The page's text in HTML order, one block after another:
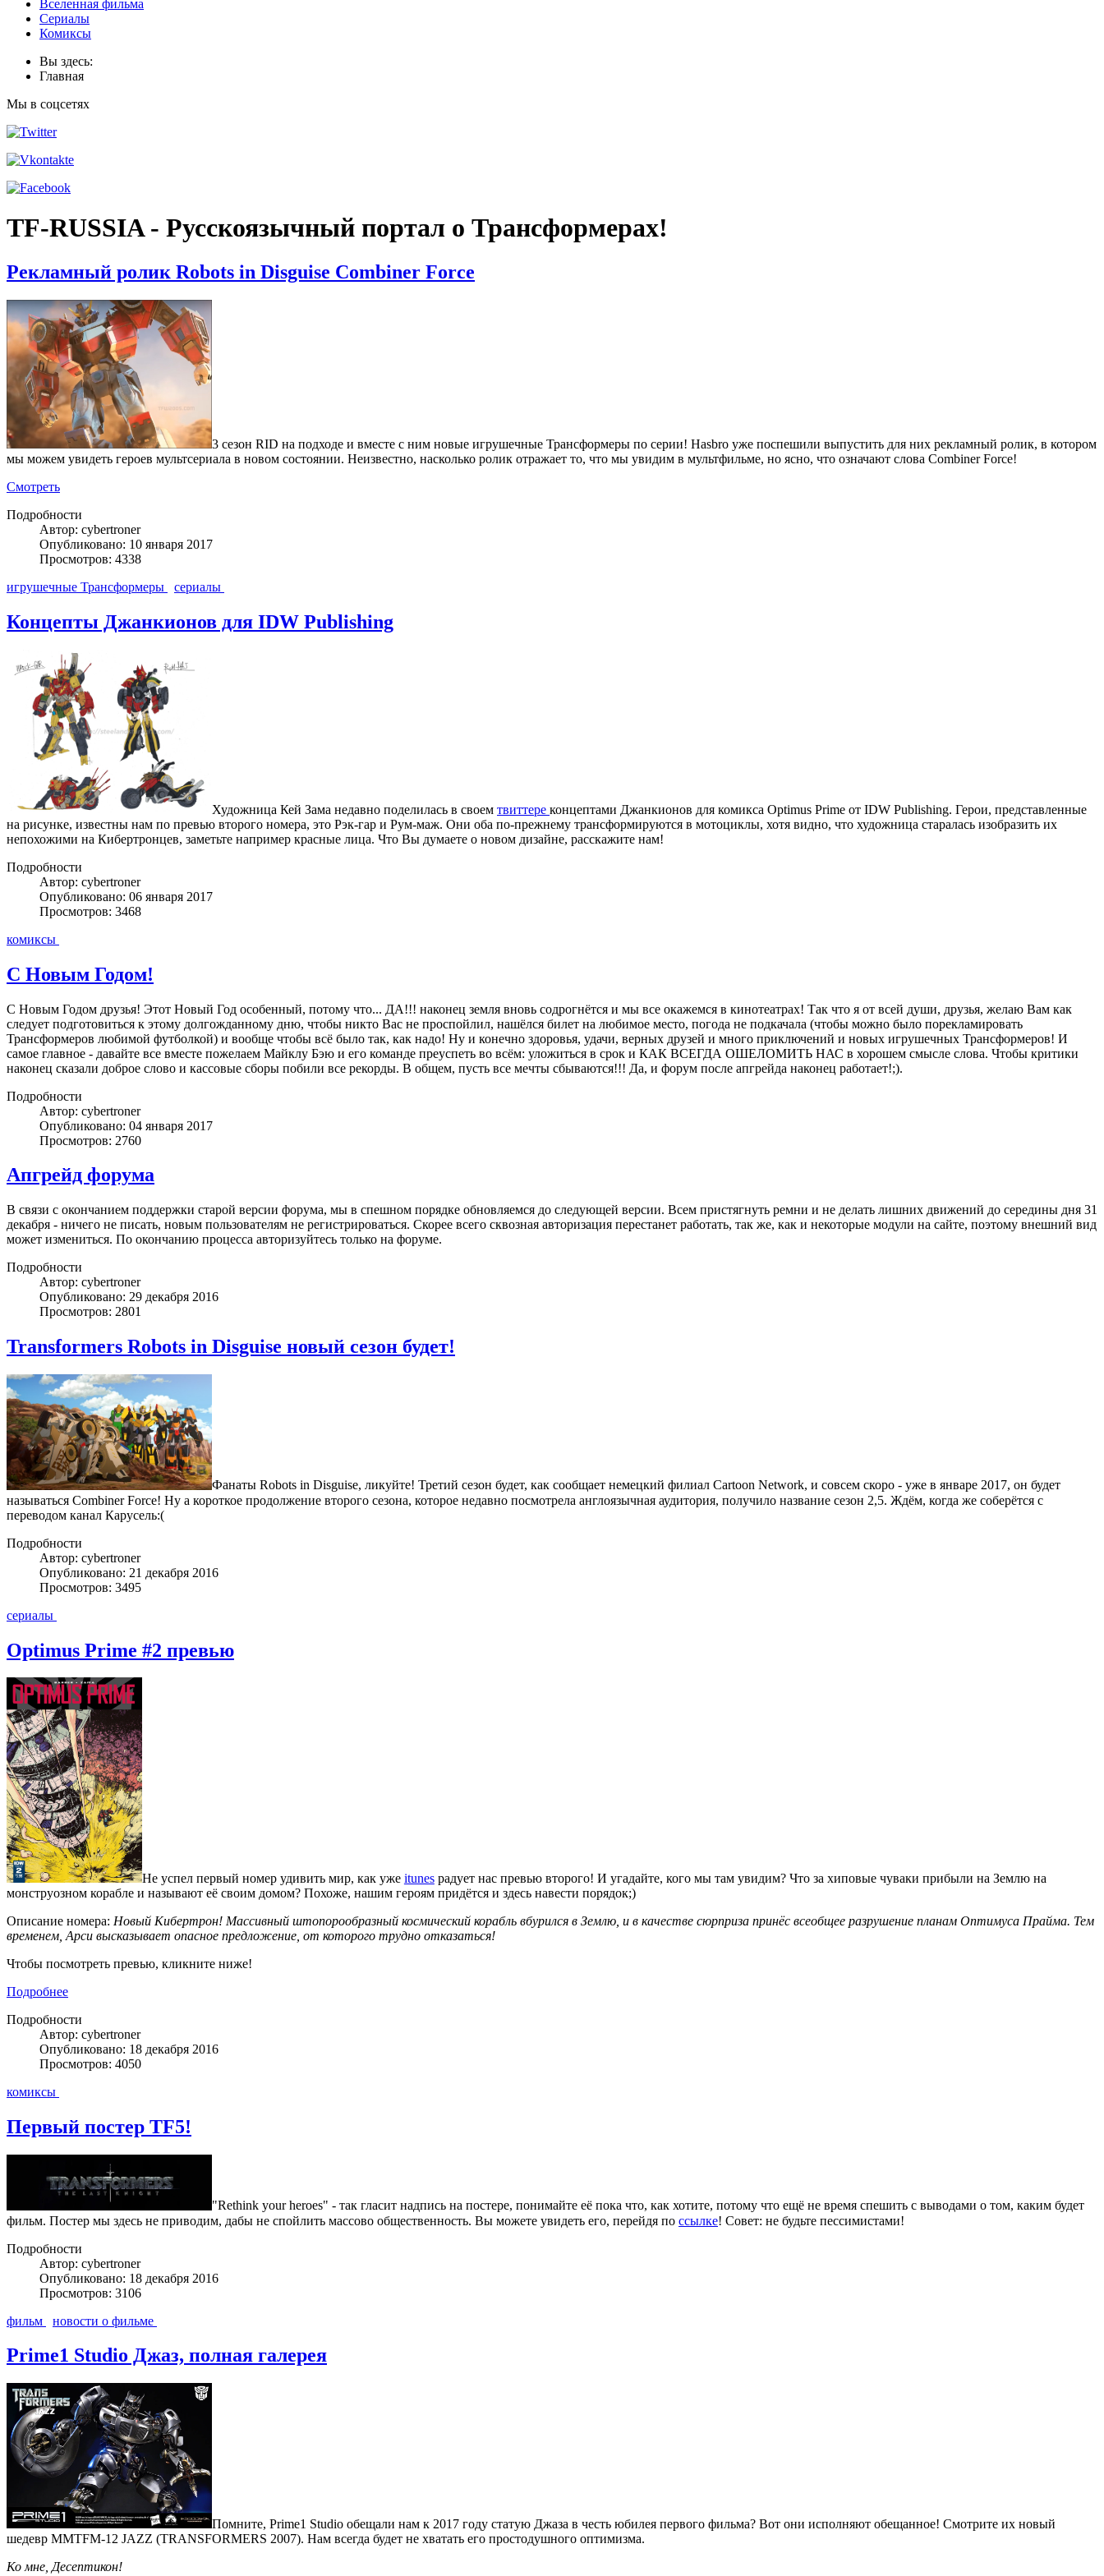
Вселенная фильма
Сериалы
Комиксы
Вы здесь:
Главная
Мы в соцсетях
TF-RUSSIA - Русскоязычный портал о Трансформерах!
Рекламный ролик Robots in Disguise Combiner Force
3 сезон RID на подходе и вместе с ним новые игрушечные Трансформеры по серии! Hasbro уже поспешили выпустить для них рекламный ролик, в котором
мы можем увидеть героев мультсериала в новом состоянии. Неизвестно, насколько ролик отражает то, что мы увидим в мультфильме, но ясно, что означают слова Combiner Force!
Смотреть
Подробности
Автор: cybertroner
Опубликовано: 10 января 2017
Просмотров: 4338
игрушечные Трансформеры
сериалы
Концепты Джанкионов для IDW Publishing
Художница Кей Зама недавно поделилась в своем твиттере концептами Джанкионов для комикса Optimus Prime от IDW Publishing. Герои, представленные
на рисунке, известны нам по превью второго номера, это Рэк-гар и Рум-маж. Они оба по-прежнему трансформируются в мотоциклы, хотя видно, что художница старалась изобразить их
непохожими на Кибертронцев, заметьте например красные лица. Что Вы думаете о новом дизайне, расскажите нам!
Подробности
Автор: cybertroner
Опубликовано: 06 января 2017
Просмотров: 3468
комиксы
С Новым Годом!
С Новым Годом друзья! Этот Новый Год особенный, потому что... ДА!!! наконец земля вновь содрогнётся и мы все окажемся в кинотеатрах! Так что я от всей души, друзья, желаю Вам как
следует подготовиться к этому долгожданному дню, чтобы никто Вас не проспойлил, нашёлся билет на любимое место, погода не подкачала (чтобы можно было порекламировать
Трансформеров любимой футболкой) и вообще чтобы всё было так, как надо! Ну и конечно здоровья, удачи, верных друзей и много приключений и новых игрушечных Трансформеров! И
самое главное - давайте все вместе пожелаем Майклу Бэю и его команде преуспеть во всём: уложиться в срок и КАК ВСЕГДА ОШЕЛОМИТЬ НАС в хорошем смысле слова. Чтобы критики
наконец сказали доброе слово и кассовые сборы побили все рекорды. В общем, пусть все мечты сбываются!!! Да, и форум после апгрейда наконец работает!;).
Подробности
Автор: cybertroner
Опубликовано: 04 января 2017
Просмотров: 2760
Апгрейд форума
В связи с окончанием поддержки старой версии форума, мы в спешном порядке обновляемся до следующей версии. Всем пристягнуть ремни и не делать лишних движений до середины дня 31
декабря - ничего не писать, новым пользователям не регистрироваться. Скорее всего сквозная авторизация перестанет работать, так же, как и некоторые модули на сайте, поэтому внешний вид
может измениться. По окончанию процесса авторизуйтесь только на форуме.
Подробности
Автор: cybertroner
Опубликовано: 29 декабря 2016
Просмотров: 2801
Transformers Robots in Disguise новый сезон будет!
Фанаты Robots in Disguise, ликуйте! Третий сезон будет, как сообщает немецкий филиал Cartoon Network, и совсем скоро - уже в январе 2017, он будет
называться Combiner Force! Ну а короткое продолжение второго сезона, которое недавно посмотрела англоязычная аудитория, получило название сезон 2,5. Ждём, когда же соберётся с
переводом канал Карусель:(
Подробности
Автор: cybertroner
Опубликовано: 21 декабря 2016
Просмотров: 3495
сериалы
Optimus Prime #2 превью
Не успел первый номер удивить мир, как уже itunesрадует нас превью второго! И угадайте, кого мы там увидим? Что за хиповые чуваки прибыли на Землю на
монструозном корабле и называют её своим домом? Похоже, нашим героям придётся и здесь навести порядок;)
Описание номера: Новый Кибертрон! Массивный штопорообразный космический корабль вбурился в Землю, и в качестве сюрприза принёс всеобщее разрушение планам Оптимуса Прайма. Тем
временем, Арси высказывает опасное предложение, от которого трудно отказаться!
Чтобы посмотреть превью, кликните ниже!
Подробнее
Подробности
Автор: cybertroner
Опубликовано: 18 декабря 2016
Просмотров: 4050
комиксы
Первый постер TF5!
"Rethink your heroes" - так гласит надпись на постере, понимайте её пока что, как хотите, потому что ещё не время спешить с выводами о том, каким будет
фильм. Постер мы здесь не приводим, дабы не спойлить массово общественность. Вы можете увидеть его, перейдя по ссылке! Совет: не будьте пессимистами!
Подробности
Автор: cybertroner
Опубликовано: 18 декабря 2016
Просмотров: 3106
фильм
новости о фильме
Prime1 Studio Джаз, полная галерея
Помните, Prime1 Studio обещали нам к 2017 году статую Джаза в честь юбилея первого фильма? Вот они исполняют обещанное! Смотрите их новый
шедевр MMTFM-12 JAZZ (TRANSFORMERS 2007). Нам всегда будет не хватать его простодушного оптимизма.
Ко мне, Десептикон!